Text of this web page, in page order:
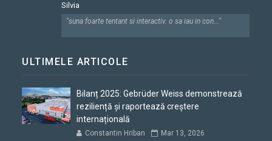
Silvia
"suna foarte tentant si interactiv. o sa iau in con..."
ULTIMELE ARTICOLE
Bilanț 2025: Gebrüder Weiss demonstrează
reziliență și raportează creștere
internațională
Constantin Hriban Mar 13, 2026